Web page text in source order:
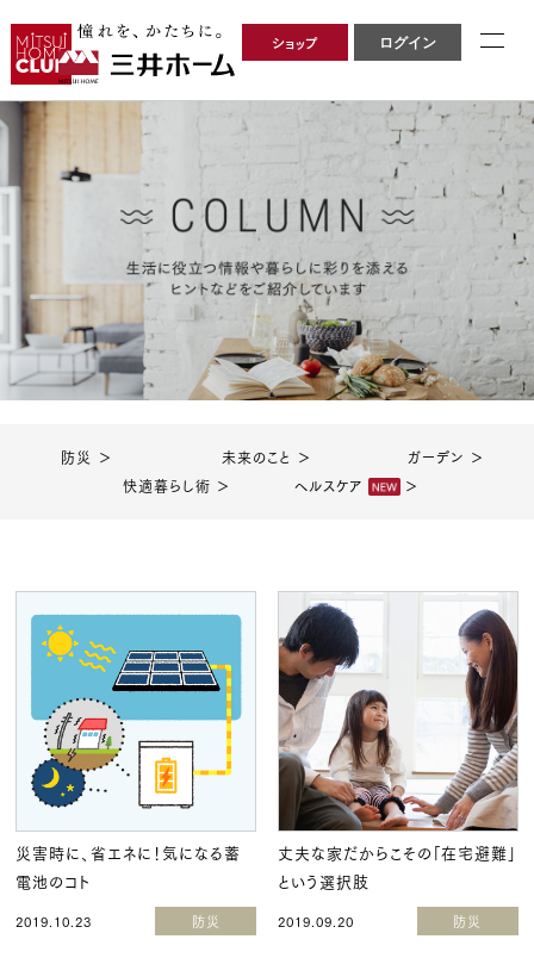
ショップ ログイン
防災 ＞ 未来のこと ＞
ガーデン ＞
快適暮らし術 ＞
ヘルスケア ＞
災害時に、省エネに！気になる蓄
電池のコト
2019.10.23 防災
丈夫な家だからこその「在宅避難」
という選択肢
2019.09.20 防災